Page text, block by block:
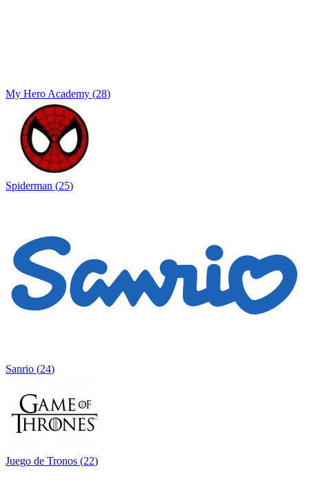
My Hero Academy (28)
Spiderman (25)
Sanrio (24)
Juego de Tronos (22)